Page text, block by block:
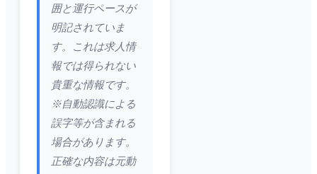
囲と運行ペースが
明記されていま
す。これは求人情
報では得られない
貴重な情報です。
※自動認識による
誤字等が含まれる
場合があります。
正確な内容は元動